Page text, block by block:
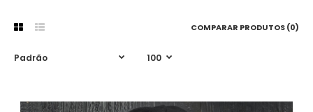
COMPARAR PRODUTOS (0)